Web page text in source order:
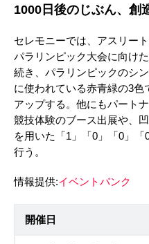
1000日後のじぶん、創
セレモニーでは、アスリー
パラリンピック大会に向け
続き、パラリンピックのシ
に使われている赤青緑の3色
アップする。他にもパート
競技体験のブース出展や、
を用いた「1」「0」「0」
行う。
情報提供:イベントバンク
開催日